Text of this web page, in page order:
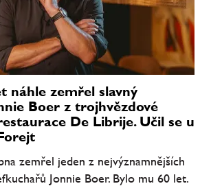
náhle zemřel slavný
Boer z trojhvězdové
De Librije. Učil se u
zemřel jeden z nejvýznamnějších
Jonnie Boer. Bylo mu 60 let.